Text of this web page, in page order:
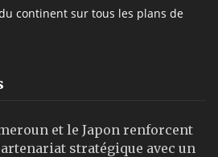
continent sur tous les plans de
et le Japon renforcent
stratégique avec un